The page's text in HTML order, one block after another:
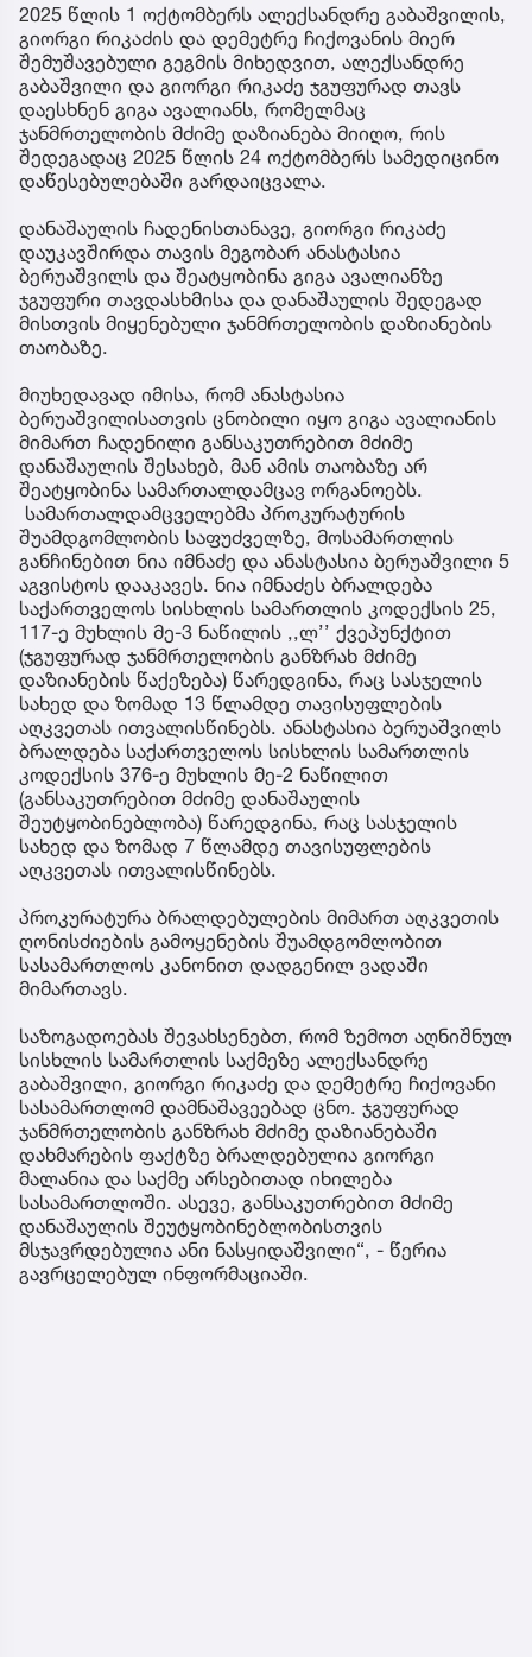
2025 წლის 1 ოქტომბერს ალექსანდრე გაბაშვილის,
გიორგი რიკაძის და დემეტრე ჩიქოვანის მიერ
შემუშავებული გეგმის მიხედვით, ალექსანდრე
გაბაშვილი და გიორგი რიკაძე ჯგუფურად თავს
დაესხნენ გიგა ავალიანს, რომელმაც
ჯანმრთელობის მძიმე დაზიანება მიიღო, რის
შედეგადაც 2025 წლის 24 ოქტომბერს სამედიცინო
დაწესებულებაში გარდაიცვალა.
დანაშაულის ჩადენისთანავე, გიორგი რიკაძე
დაუკავშირდა თავის მეგობარ ანასტასია
ბერუაშვილს და შეატყობინა გიგა ავალიანზე
ჯგუფური თავდასხმისა და დანაშაულის შედეგად
მისთვის მიყენებული ჯანმრთელობის დაზიანების
თაობაზე.
მიუხედავად იმისა, რომ ანასტასია
ბერუაშვილისათვის ცნობილი იყო გიგა ავალიანის
მიმართ ჩადენილი განსაკუთრებით მძიმე
დანაშაულის შესახებ, მან ამის თაობაზე არ
შეატყობინა სამართალდამცავ ორგანოებს.
სამართალდამცველებმა პროკურატურის
შუამდგომლობის საფუძველზე, მოსამართლის
განჩინებით ნია იმნაძე და ანასტასია ბერუაშვილი 5
აგვისტოს დააკავეს. ნია იმნაძეს ბრალდება
საქართველოს სისხლის სამართლის კოდექსის 25,
117-ე მუხლის მე-3 ნაწილის ,,ლ’’ ქვეპუნქტით
(ჯგუფურად ჯანმრთელობის განზრახ მძიმე
დაზიანების წაქეზება) წარედგინა, რაც სასჯელის
სახედ და ზომად 13 წლამდე თავისუფლების
აღკვეთას ითვალისწინებს. ანასტასია ბერუაშვილს
ბრალდება საქართველოს სისხლის სამართლის
კოდექსის 376-ე მუხლის მე-2 ნაწილით
(განსაკუთრებით მძიმე დანაშაულის
შეუტყობინებლობა) წარედგინა, რაც სასჯელის
სახედ და ზომად 7 წლამდე თავისუფლების
აღკვეთას ითვალისწინებს.
პროკურატურა ბრალდებულების მიმართ აღკვეთის
ღონისძიების გამოყენების შუამდგომლობით
სასამართლოს კანონით დადგენილ ვადაში
მიმართავს.
საზოგადოებას შევახსენებთ, რომ ზემოთ აღნიშნულ
სისხლის სამართლის საქმეზე ალექსანდრე
გაბაშვილი, გიორგი რიკაძე და დემეტრე ჩიქოვანი
სასამართლომ დამნაშავეებად ცნო. ჯგუფურად
ჯანმრთელობის განზრახ მძიმე დაზიანებაში
დახმარების ფაქტზე ბრალდებულია გიორგი
მალანია და საქმე არსებითად იხილება
სასამართლოში. ასევე, განსაკუთრებით მძიმე
დანაშაულის შეუტყობინებლობისთვის
მსჯავრდებულია ანი ნასყიდაშვილი“, - წერია
გავრცელებულ ინფორმაციაში.